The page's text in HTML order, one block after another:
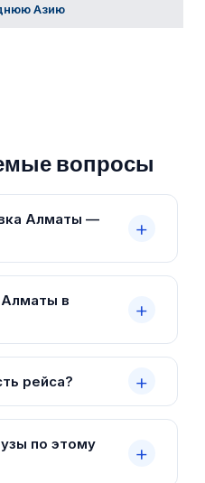
Азию
вопросы
Алматы —
Алматы в
рейса?
по этому